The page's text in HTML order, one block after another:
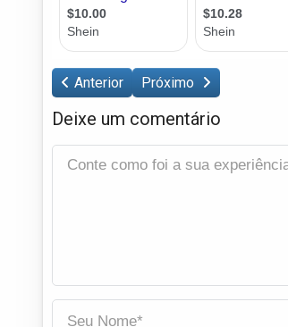
Anterior Próximo
Deixe um comentário